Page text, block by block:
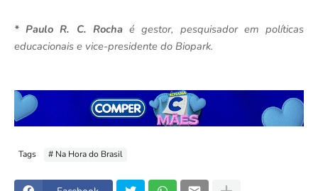
* Paulo R. C. Rochaé gestor, pesquisador em políticas
educacionais e vice-presidente do Biopark.
Tags # Na Hora do Brasil